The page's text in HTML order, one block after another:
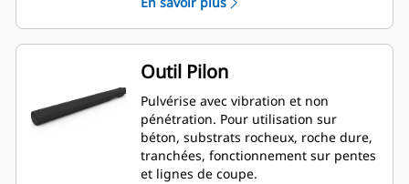
Outil Pilon
Pulvérise avec vibration et non
pénétration. Pour utilisation sur
béton, substrats rocheux, roche dure,
tranchées, fonctionnement sur pentes
et lignes de coupe.